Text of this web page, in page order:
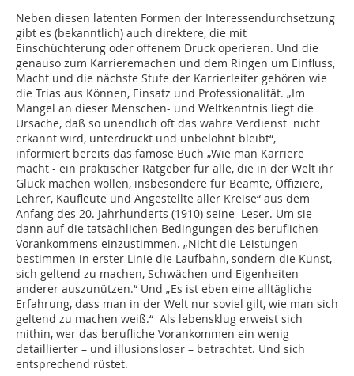
Neben diesen latenten Formen der Interessendurchsetzung
gibt es (bekanntlich) auch direktere, die mit
Einschüchterung oder offenem Druck operieren. Und die
genauso zum Karrieremachen und dem Ringen um Einfluss,
Macht und die nächste Stufe der Karrierleiter gehören wie
die Trias aus Können, Einsatz und Professionalität. „Im
Mangel an dieser Menschen- und Weltkenntnis liegt die
Ursache, daß so unendlich oft das wahre Verdienst nicht
erkannt wird, unterdrückt und unbelohnt bleibt“,
informiert bereits das famose Buch „Wie man Karriere
macht - ein praktischer Ratgeber für alle, die in der Welt ihr
Glück machen wollen, insbesondere für Beamte, Offiziere,
Lehrer, Kaufleute und Angestellte aller Kreise“ aus dem
Anfang des 20. Jahrhunderts (1910) seine Leser. Um sie
dann auf die tatsächlichen Bedingungen des beruflichen
Vorankommens einzustimmen. „Nicht die Leistungen
bestimmen in erster Linie die Laufbahn, sondern die Kunst,
sich geltend zu machen, Schwächen und Eigenheiten
anderer auszunützen.“ Und „Es ist eben eine alltägliche
Erfahrung, dass man in der Welt nur soviel gilt, wie man sich
geltend zu machen weiß.“ Als lebensklug erweist sich
mithin, wer das berufliche Vorankommen ein wenig
detaillierter – und illusionsloser – betrachtet. Und sich
entsprechend rüstet.